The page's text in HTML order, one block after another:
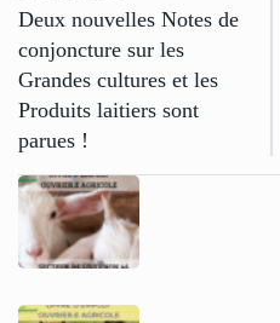
Deux nouvelles Notes de
conjoncture sur les
Grandes cultures et les
Produits laitiers sont
parues !